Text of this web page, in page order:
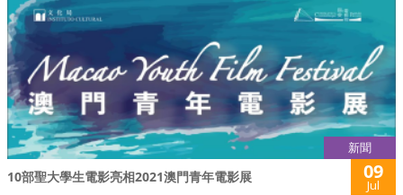
新聞
10部聖大學生電影亮相2021澳門青年電影展 09
Jul